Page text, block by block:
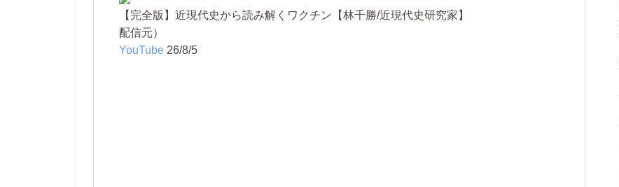
【完全版】近現代史から読み解くワクチン【林千勝/近現代史研究家】
配信元）
YouTube 26/8/5